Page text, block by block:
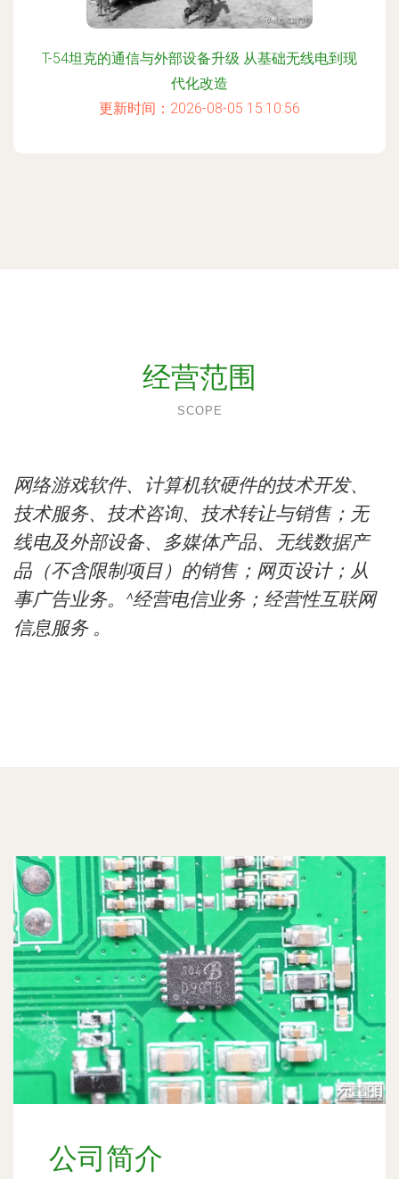
T-54坦克的通信与外部设备升级 从基础无线电到现
代化改造
更新时间：2026-08-05 15:10:56
经营范围
SCOPE
网络游戏软件、计算机软硬件的技术开发、
技术服务、技术咨询、技术转让与销售；无
线电及外部设备、多媒体产品、无线数据产
品（不含限制项目）的销售；网页设计；从
事广告业务。^经营电信业务；经营性互联网
信息服务 。
公司简介